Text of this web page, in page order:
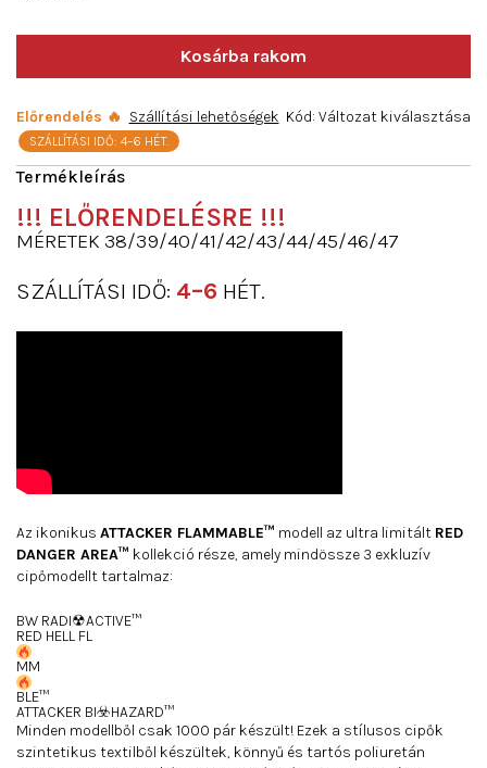
!!! ELŐRENDELÉSRE !!!
MÉRETEK 38/39/40/41/42/43/44/45/46/47
SZÁLLÍTÁSI IDŐ: 4–6 HÉT.
Az ikonikus ATTACKER FLAMMABLE™ modell az ultra limitált RED
DANGER AREA™ kollekció része, amely mindössze 3 exkluzív
cipőmodellt tartalmaz:
BW RADI☢ACTIVE™
RED HELL FL
MM
BLE™
ATTACKER BI☣️HAZARD™
Minden modellből csak 1000 pár készült! Ezek a stílusos cipők
szintetikus textilből készültek, könnyű és tartós poliuretán
Előrendelés 🔥
SZÁLLÍTÁSI IDŐ: 4–6 HÉT.
Szállítási lehetőségek Kód: Változat kiválasztása